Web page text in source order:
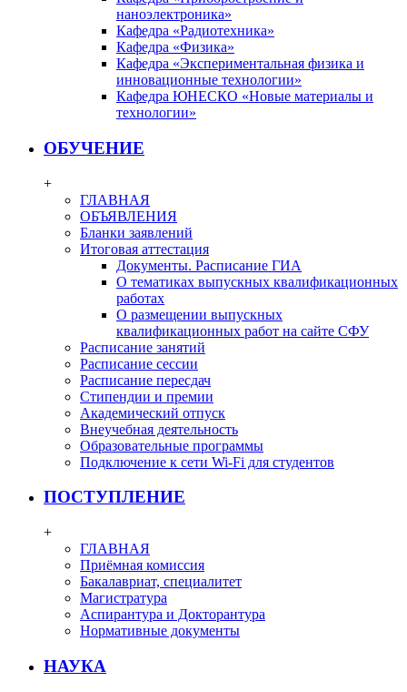
наноэлектроника»
Кафедра «Радиотехника»
Кафедра «Физика»
Кафедра «Экспериментальная физика и
инновационные технологии»
Кафедра ЮНЕСКО «Новые материалы и
технологии»
ОБУЧЕНИЕ
+
ГЛАВНАЯ
ОБЪЯВЛЕНИЯ
Бланки заявлений
Итоговая аттестация
Документы. Расписание ГИА
О тематиках выпускных квалификационных
работах
О размещении выпускных
квалификационных работ на сайте СФУ
Расписание занятий
Расписание сессии
Расписание пересдач
Стипендии и премии
Академический отпуск
Внеучебная деятельность
Образовательные программы
Подключение к сети Wi-Fi для студентов
ПОСТУПЛЕНИЕ
+
ГЛАВНАЯ
Приёмная комиссия
Бакалавриат, специалитет
Магистратура
Аспирантура и Докторантура
Нормативные документы
НАУКА